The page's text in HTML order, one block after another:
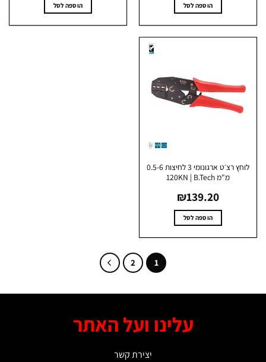
הוספה לסל הוספה לסל
לוחץ רצ׳ט ארגונומי 3 לחיצות 0.5-6
₪139.20
הוספה לסל
2
עלינו ועל האתר
יצירת קשר